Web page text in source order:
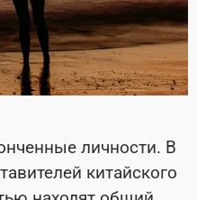
личности. В
китайского